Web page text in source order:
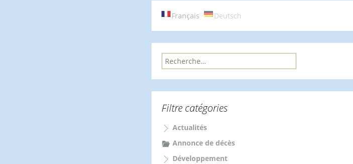
Français Deutsch
R
e
c
h
r
h
e
Filtre catégories
Actualités
Annonce de décès
Développement